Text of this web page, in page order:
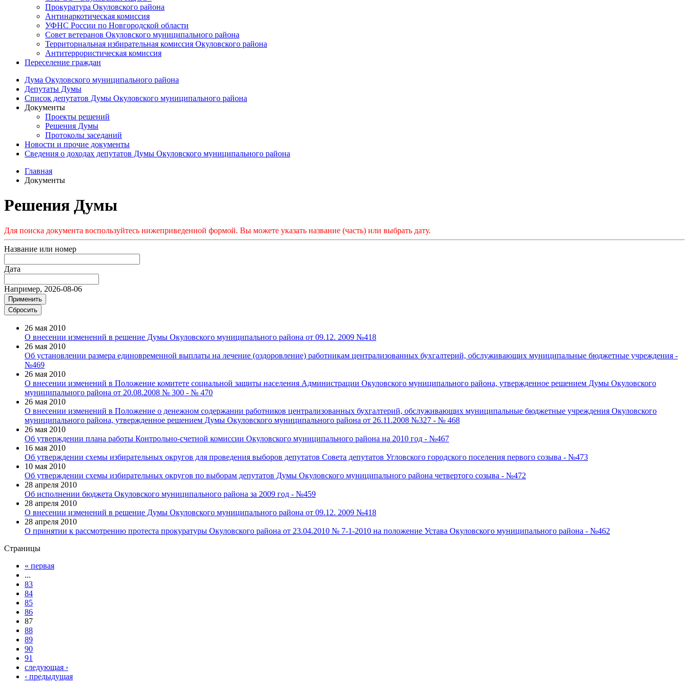
Прокуратура Окуловского района
Антинаркотическая комиссия
УФНС России по Новгородской области
Совет ветеранов Окуловского муниципального района
Территориальная избирательная комиссия Окуловского района
Антитеррористическая комиссия
Переселение граждан
Дума Окуловского муниципального района
Депутаты Думы
Список депутатов Думы Окуловского муниципального района
Документы
Проекты решений
Решения Думы
Протоколы заседаний
Новости и прочие документы
Сведения о доходах депутатов Думы Окуловского муниципального района
Главная
Документы
Решения Думы
Для поиска документа воспользуйтесь нижеприведенной формой. Вы можете указать название (часть) или выбрать дату.
Название или номер
Дата
Например, 2026-08-06
26 мая 2010
О внесении изменений в решение Думы Окуловского муниципального района от 09.12. 2009 №418
26 мая 2010
Об установлении размера единовременной выплаты на лечение (оздоровление) работникам централизованных бухгалтерий, обслуживающих муниципальные бюджетные учреждения -
№469
26 мая 2010
О внесении изменений в Положение комитете социальной защиты населения Администрации Окуловского муниципального района, утвержденное решением Думы Окуловского
муниципального района от 20.08.2008 № 300 - № 470
26 мая 2010
О внесении изменений в Положение о денежном содержании работников централизованных бухгалтерий, обслуживающих муниципальные бюджетные учреждения Окуловского
муниципального района, утвержденное решением Думы Окуловского муниципального района от 26.11.2008 №327 - № 468
26 мая 2010
Об утверждении плана работы Контрольно-счетной комиссии Окуловского муниципального района на 2010 год - №467
16 мая 2010
Об утверждении схемы избирательных округов для проведения выборов депутатов Совета депутатов Угловского городского поселения первого созыва - №473
10 мая 2010
Об утверждении схемы избирательных округов по выборам депутатов Думы Окуловского муниципального района четвертого созыва - №472
28 апреля 2010
Об исполнении бюджета Окуловского муниципального района за 2009 год - №459
28 апреля 2010
О внесении изменений в решение Думы Окуловского муниципального района от 09.12. 2009 №418
28 апреля 2010
О принятии к рассмотрению протеста прокуратуры Окуловского района от 23.04.2010 № 7-1-2010 на положение Устава Окуловского муниципального района - №462
Страницы
« первая
...
83
84
85
86
87
88
89
90
91
следующая ›
‹ предыдущая